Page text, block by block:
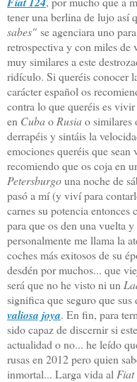
tener una berlina de lujo así
sabes" se agenciara uno
retrospectiva y con miles de
muy similares a este
ridículo. Si queréis conocer
carácter español os
contra lo que queréis es
en Cubao Rusiao similares
derrapéis y sintáis la
emociones queréis que sean
recomiendo que os coja en
Petersburgouna noche de
pasó a mí (y viví para
carnes su potencia entonces
para que os den una vuelta
personalmente me llama la
coches más exitosos de su
desdén por muchos... que
será que no he visto ni un
significa que seguro que
valiosa joya. En fin, para
sido capaz de discernir si
actualidad o no... he leído
rusas en 2012 pero quien
inmortal... Larga vida al Fiat